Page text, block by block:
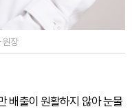
원장
배출이 원활하지 않아 눈물